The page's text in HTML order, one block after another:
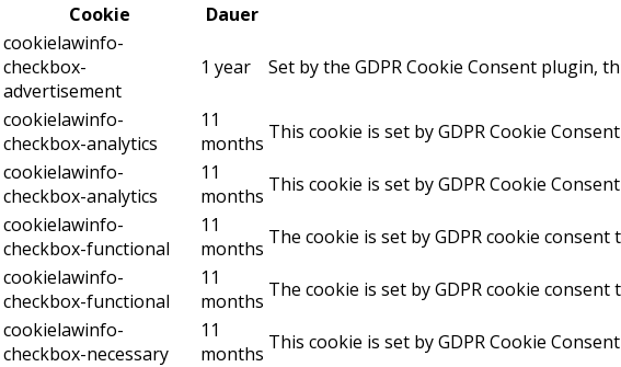
Cookie
Dauer
cookielawinfo-
checkbox-
advertisement
1 year Set by the GDPR Cookie Consent plugin,
cookielawinfo-
checkbox-analytics
11
months This cookie is set by GDPR Cookie
cookielawinfo-
checkbox-analytics
11
months This cookie is set by GDPR Cookie
cookielawinfo-
checkbox-functional
11
months The cookie is set by GDPR cookie
cookielawinfo-
checkbox-functional
11
months The cookie is set by GDPR cookie
cookielawinfo-
checkbox-necessary
11
months This cookie is set by GDPR Cookie